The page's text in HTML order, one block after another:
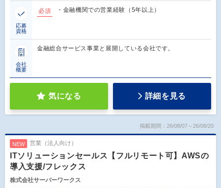
応募
資格
必須 ・金融機関での営業経験（5年以上）
会社
概要
金融総合サービス事業と展開している会社です。
気になる 詳細を見る
掲載期間：26/08/07～26/08/20
NEW 営業（法人向け）
ITソリューションセールス【フルリモート可】AWSの
導入支援/フレックス
株式会社サーバーワークス